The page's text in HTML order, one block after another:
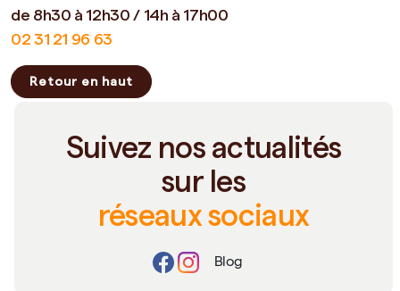
de 8h30 à 12h30 / 14h à 17h00
02 31 21 96 63
Retour en haut
Suivez nos actualités
sur les
réseaux sociaux
Blog